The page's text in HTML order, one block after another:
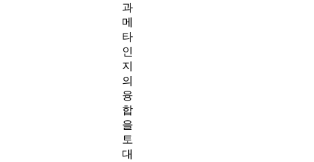
과
메
타
인
지
의
융
합
을
토
대